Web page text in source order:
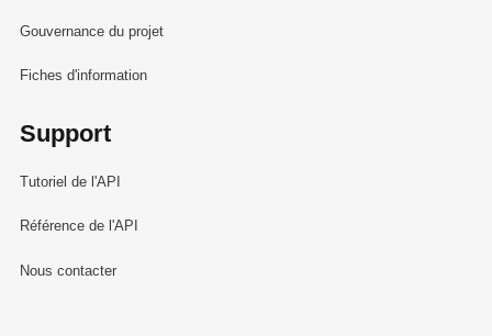
Gouvernance du projet
Fiches d'information
Support
Tutoriel de l'API
Référence de l'API
Nous contacter